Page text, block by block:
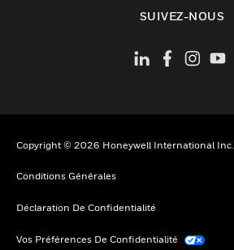
SUIVEZ-NOUS
Copyright © 2026 Honeywell International Inc.
Conditions Générales
Déclaration De Confidentialité
Vos Préférences De Confidentialité